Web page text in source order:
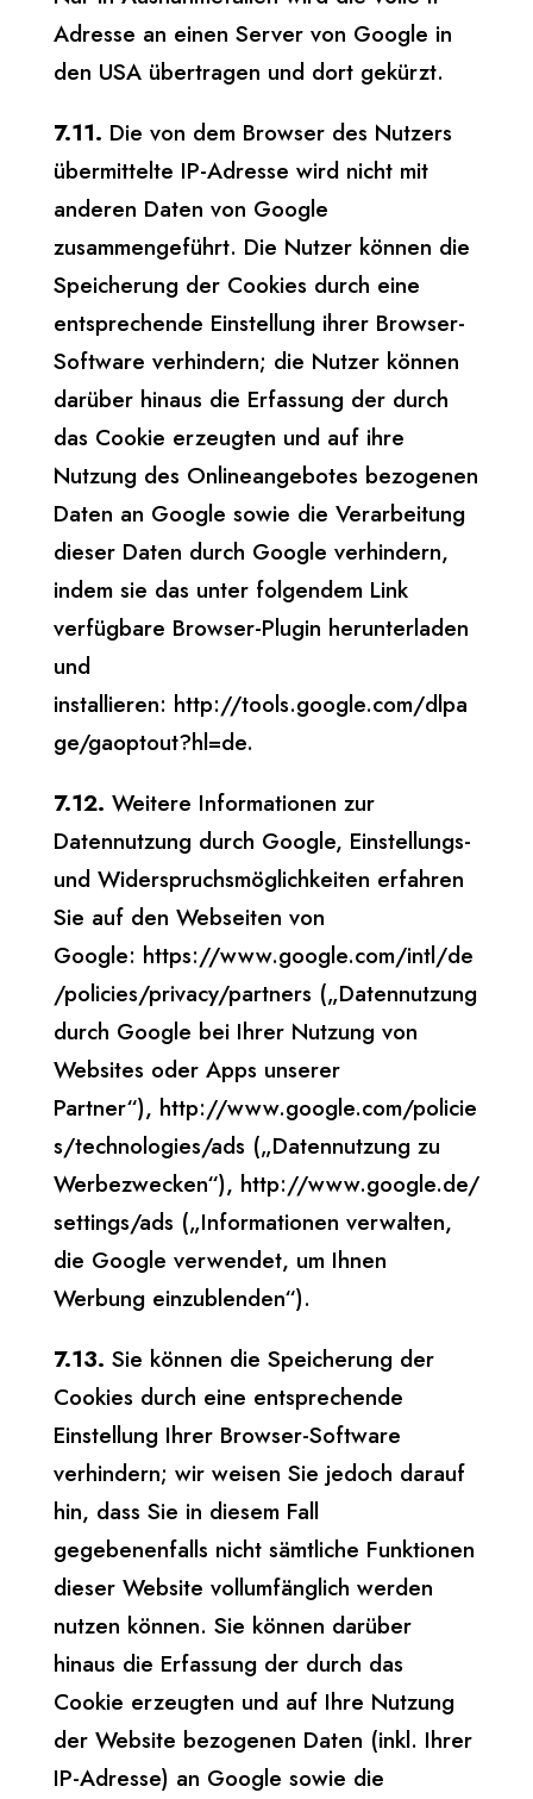
Adresse an einen Server von Google in
den USA übertragen und dort gekürzt.
7.11. Die von dem Browser des Nutzers
übermittelte IP-Adresse wird nicht mit
anderen Daten von Google
zusammengeführt. Die Nutzer können die
Speicherung der Cookies durch eine
entsprechende Einstellung ihrer Browser-
Software verhindern; die Nutzer können
darüber hinaus die Erfassung der durch
das Cookie erzeugten und auf ihre
Nutzung des Onlineangebotes bezogenen
Daten an Google sowie die Verarbeitung
dieser Daten durch Google verhindern,
indem sie das unter folgendem Link
verfügbare Browser-Plugin herunterladen
und
installieren: http://tools.google.com/dlpa
ge/gaoptout?hl=de.
7.12. Weitere Informationen zur
Datennutzung durch Google, Einstellungs-
und Widerspruchsmöglichkeiten erfahren
Sie auf den Webseiten von
Google: https://www.google.com/intl/de
/policies/privacy/partners („Datennutzung
durch Google bei Ihrer Nutzung von
Websites oder Apps unserer
Partner“), http://www.google.com/policie
s/technologies/ads („Datennutzung zu
Werbezwecken“), http://www.google.de/
settings/ads („Informationen verwalten,
die Google verwendet, um Ihnen
Werbung einzublenden“).
7.13. Sie können die Speicherung der
Cookies durch eine entsprechende
Einstellung Ihrer Browser-Software
verhindern; wir weisen Sie jedoch darauf
hin, dass Sie in diesem Fall
gegebenenfalls nicht sämtliche Funktionen
dieser Website vollumfänglich werden
nutzen können. Sie können darüber
hinaus die Erfassung der durch das
Cookie erzeugten und auf Ihre Nutzung
der Website bezogenen Daten (inkl. Ihrer
IP-Adresse) an Google sowie die